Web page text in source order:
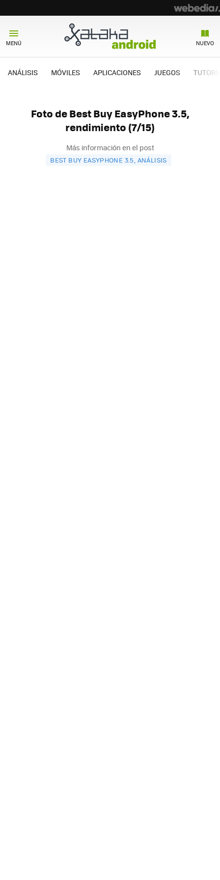
MENÚ NUEVO
ANÁLISIS MÓVILES APLICACIONES JUEGOS
Foto de Best Buy EasyPhone 3.5,
rendimiento (7/15)
Más información en el post
BEST BUY EASYPHONE 3.5, ANÁLISIS